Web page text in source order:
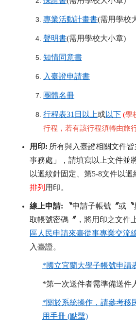
專業活動計畫書(需用學校
聲明書(需用學校大小章)
知情同意書
入臺證申請書
團體名冊
行程表31日以上或以下 (學
行程，若有該行程須轉由旅
用印: 所有與入臺證相關文件
事務處」，請填寫以上文件並
以迴紋針固定、第5-8文件以迴
排列 用印。
線上申請: 〝申請子帳號 〞或 〝
取帳號密碼 〞，將用印之文件
區人民申請來臺從事專業交流
入臺證。
*國立宜蘭大學子帳號申請
*第一次送件者需準備送件
*關於系統操作，請參考移
用手冊 (點擊)